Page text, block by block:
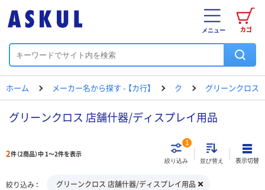
カゴ
メニュー
ホーム メーカー名から探す - 【カ行】 ク グリーンクロス
グリーンクロス 店舗什器/ディスプレイ用品
2件（2商品）中 1～2件を表示
絞り込み
1
並び替え 表示切替
絞り込み グリーンクロス 店舗什器/ディスプレイ用品